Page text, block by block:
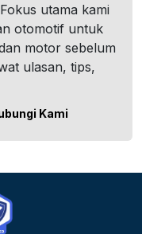
utama kami
otomotif untuk
motor sebelum
ulasan, tips,
Kami